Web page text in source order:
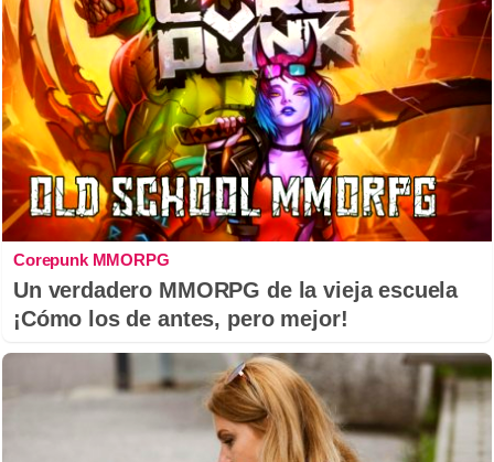
Corepunk MMORPG
Un verdadero MMORPG de la vieja escuela
¡Cómo los de antes, pero mejor!